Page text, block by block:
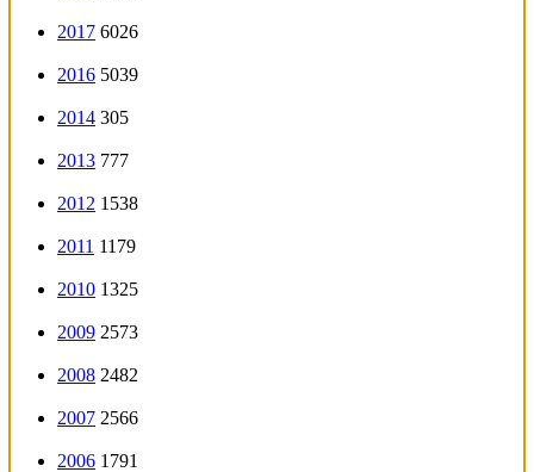
2017 6026
2016 5039
2014 305
2013 777
2012 1538
2011 1179
2010 1325
2009 2573
2008 2482
2007 2566
2006 1791